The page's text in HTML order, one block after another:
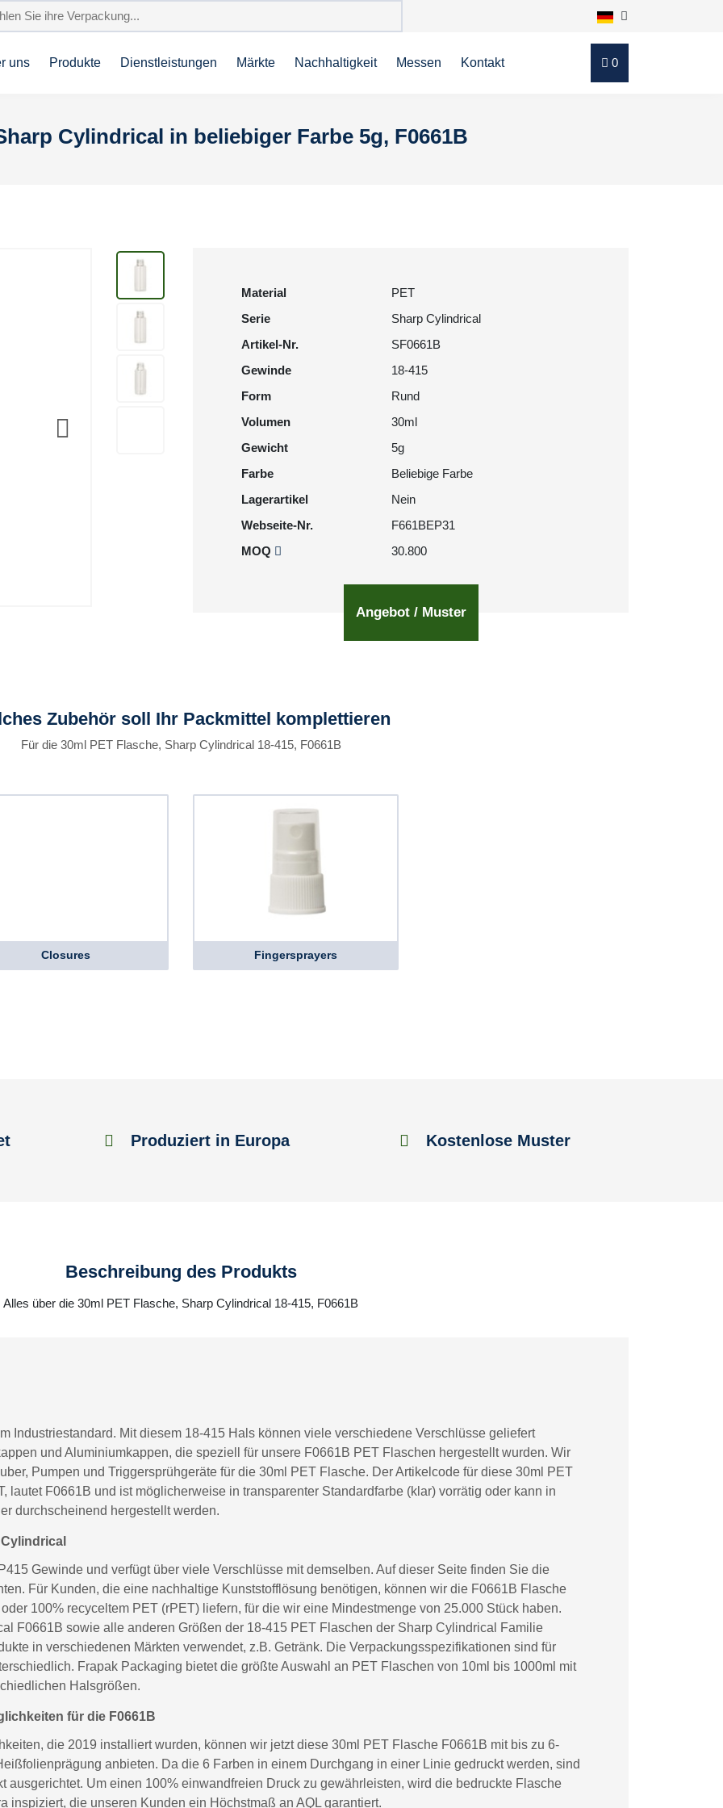
uns Produkte Dienstleistungen Märkte Nachhaltigkeit Messen Kontakt 0
Cylindrical in beliebiger Farbe 5g, F0661B
Material
PET
Serie
Sharp Cylindrical
Artikel-Nr.
SF0661B
Gewinde
18-415
Form
Rund
Volumen
30ml
Gewicht
5g
Farbe
Beliebige Farbe
Lagerartikel
Nein
Webseite-Nr.
F661BEP31
MOQ
30.800
Angebot / Muster
Zubehör soll Ihr Packmittel komplettieren
Für die 30ml PET Flasche, Sharp Cylindrical 18-415, F0661B
Closures Fingersprayers
Produziert in Europa Kostenlose Muster
Beschreibung des Produkts
Alles über die 30ml PET Flasche, Sharp Cylindrical 18-415, F0661B
Industriestandard. Mit diesem 18-415 Hals können viele verschiedene Verschlüsse geliefert
und Aluminiumkappen, die speziell für unsere F0661B PET Flaschen hergestellt wurden. Wir
Pumpen und Triggersprühgeräte für die 30ml PET Flasche. Der Artikelcode für diese 30ml PET
lautet F0661B und ist möglicherweise in transparenter Standardfarbe (klar) vorrätig oder kann in
durchscheinend hergestellt werden.
Gewinde und verfügt über viele Verschlüsse mit demselben. Auf dieser Seite finden Sie die
Für Kunden, die eine nachhaltige Kunststofflösung benötigen, können wir die F0661B Flasche
100% recyceltem PET (rPET) liefern, für die wir eine Mindestmenge von 25.000 Stück haben.
F0661B sowie alle anderen Größen der 18-415 PET Flaschen der Sharp Cylindrical Familie
in verschiedenen Märkten verwendet, z.B. Getränk. Die Verpackungsspezifikationen sind für
Frapak Packaging bietet die größte Auswahl an PET Flaschen von 10ml bis 1000ml mit
Halsgrößen.
für die F0661B
die 2019 installiert wurden, können wir jetzt diese 30ml PET Flasche F0661B mit bis zu 6-
anbieten. Da die 6 Farben in einem Durchgang in einer Linie gedruckt werden, sind
ausgerichtet. Um einen 100% einwandfreien Druck zu gewährleisten, wird die bedruckte Flasche
inspiziert, die unseren Kunden ein Höchstmaß an AQL garantiert.